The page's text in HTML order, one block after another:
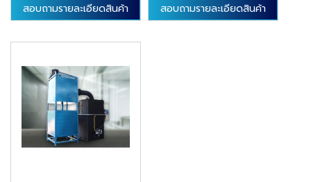
สอบถามรายละเอียดสินค้า สอบถามรายละเอียดสินค้า